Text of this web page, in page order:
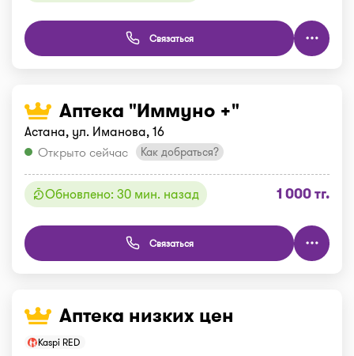
Связаться
Аптека "Иммуно +"
Астана, ул. Иманова, 16
Открыто сейчас
Как добраться?
Обновлено: 30 мин. назад 1 000 тг.
Связаться
Аптека низких цен
Kaspi RED